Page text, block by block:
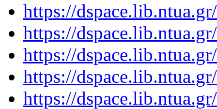
https://
https://
https://
https://
https://